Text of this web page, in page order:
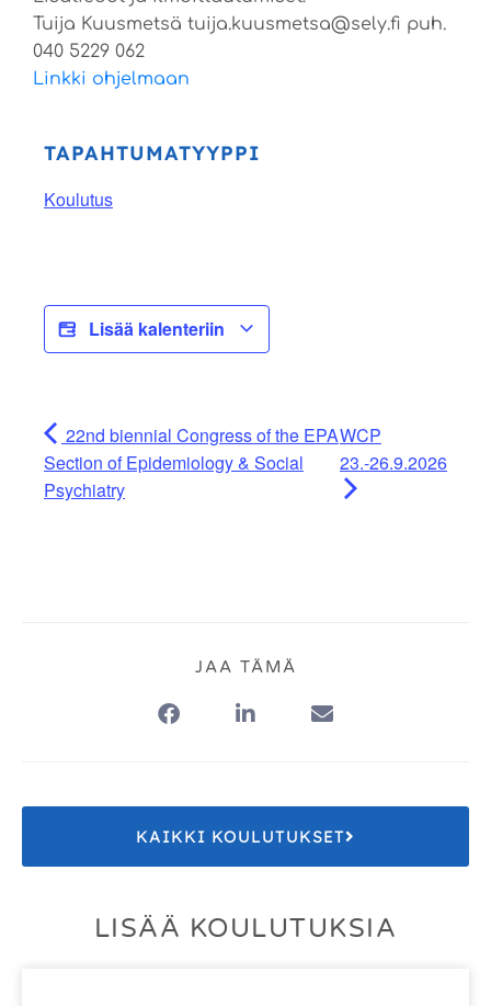
Tuija Kuusmetsä tuija.kuusmetsa@sely.fi puh.
040 5229 062
Linkki ohjelmaan
TAPAHTUMATYYPPI
Koulutus
Lisää kalenteriin
22nd biennial Congress of the EPA
Section of Epidemiology & Social
Psychiatry
WCP
23.-26.9.2026
JAA TÄMÄ
KAIKKI KOULUTUKSET
LISÄÄ KOULUTUKSIA